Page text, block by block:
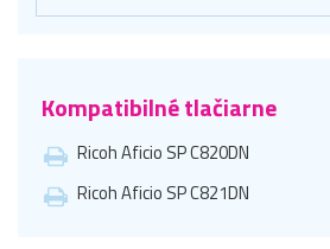
Kompatibilné tlačiarne
Ricoh Aficio SP C820DN
Ricoh Aficio SP C821DN